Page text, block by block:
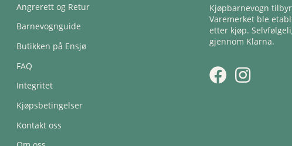
Angrerett og Retur
Barnevognguide
Butikken på Ensjø
FAQ
Integritet
Kjøpsbetingelser
Kontakt oss
Kjøpbarnevogn
Varemerket ble
etter kjøp.
gjennom Klarna.